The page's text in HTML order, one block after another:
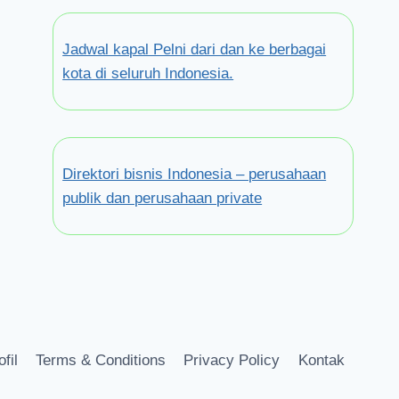
Jadwal kapal Pelni dari dan ke berbagai
kota di seluruh Indonesia.
Direktori bisnis Indonesia – perusahaan
publik dan perusahaan private
Terms & Conditions Privacy Policy Kontak